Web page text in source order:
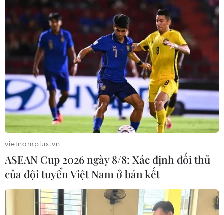
vietnamplus.vn
ASEAN Cup 2026 ngày 8/8: Xác định đối thủ
của đội tuyển Việt Nam ở bán kết